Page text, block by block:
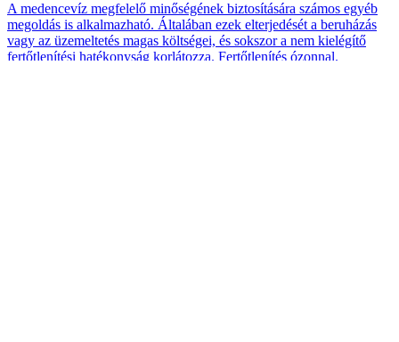
A medencevíz megfelelő minőségének biztosítására számos egyéb
megoldás is alkalmazható. Általában ezek elterjedését a beruházás
vagy az üzemeltetés magas költségei, és sokszor a nem kielégítő
fertőtlenítési hatékonyság korlátozza. Fertőtlenítés ózonnal.